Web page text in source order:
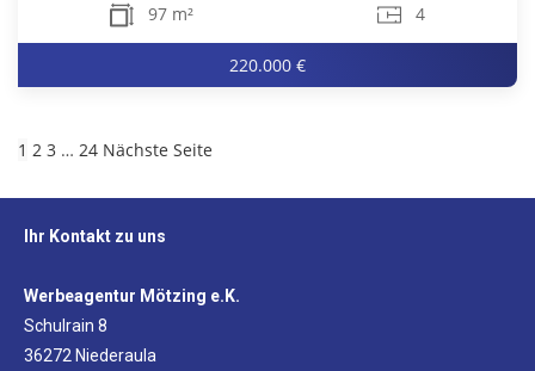
97 m² 4
220.000 €
1 2 3 … 24 Nächste Seite
Ihr Kontakt zu uns
Werbeagentur Mötzing e.K.
Schulrain 8
36272 Niederaula